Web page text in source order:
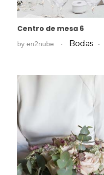
Centro de mesa 6
by en2nube Bodas